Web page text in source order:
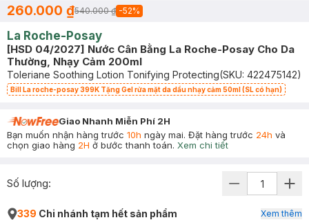
260.000 ₫540.000 ₫ -52%
La Roche-Posay
[HSD 04/2027] Nước Cân Bằng La Roche-Posay Cho Da
Thường, Nhạy Cảm 200ml
Toleriane Soothing Lotion Tonifying Protecting(SKU: 422475142)
Bill La roche-posay 399K Tặng Gel rửa mặt da dầu nhạy cảm 50ml (SL có hạn)
Giao Nhanh Miễn Phí 2H
Bạn muốn nhận hàng trước 10h ngày mai. Đặt hàng trước 24h và
chọn giao hàng 2H ở bước thanh toán. Xem chi tiết
Số lượng:
339 Chi nhánh tạm hết sản phẩm Xem thêm